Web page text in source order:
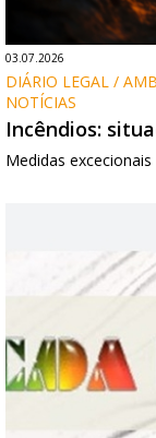
03.07.2026
DIÁRIO LEGAL /
NOTÍCIAS
Incêndios:
Medidas